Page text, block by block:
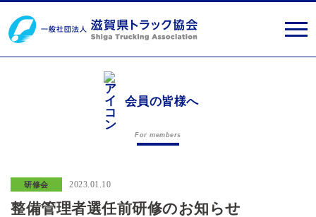
会員の皆様へ
For members
研修会 2023.01.10
整備管理者選任前研修のお知らせ